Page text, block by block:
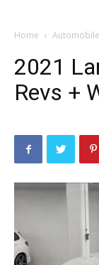
Home Automobile
2021
Revs +